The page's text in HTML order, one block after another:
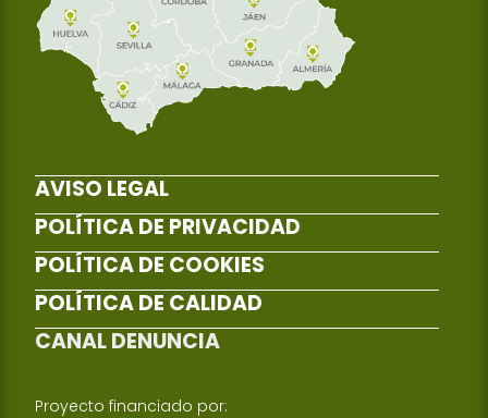
AVISO LEGAL
POLÍTICA DE PRIVACIDAD
POLÍTICA DE COOKIES
POLÍTICA DE CALIDAD
CANAL DENUNCIA
Proyecto financiado por: